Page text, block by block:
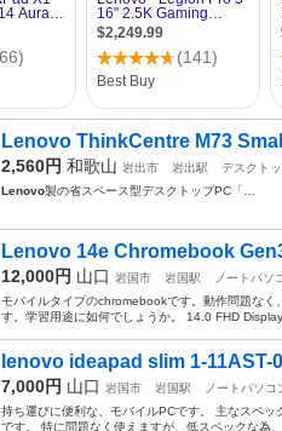
Lenovo ThinkCentre M73
2,560円 和歌山 岩出市 岩出駅
デスクト
Lenovo製の省スペース型デスクトップPC「…
Lenovo 14e Chromebook
12,000円 山口 岩国市 岩国駅
ノートパソ
モバイルタイプのchromebookです。動作問題なく
す。学習用途に如何でしょうか。 14.0 FHD
lenovo ideapad slim 1-11AST-
7,000円 山口 岩国市 岩国駅
ノートパソコ
持ち運びに便利な、モバイルPCです。 主なスペ
です。 特に問題なく使えますが、低スペックな為